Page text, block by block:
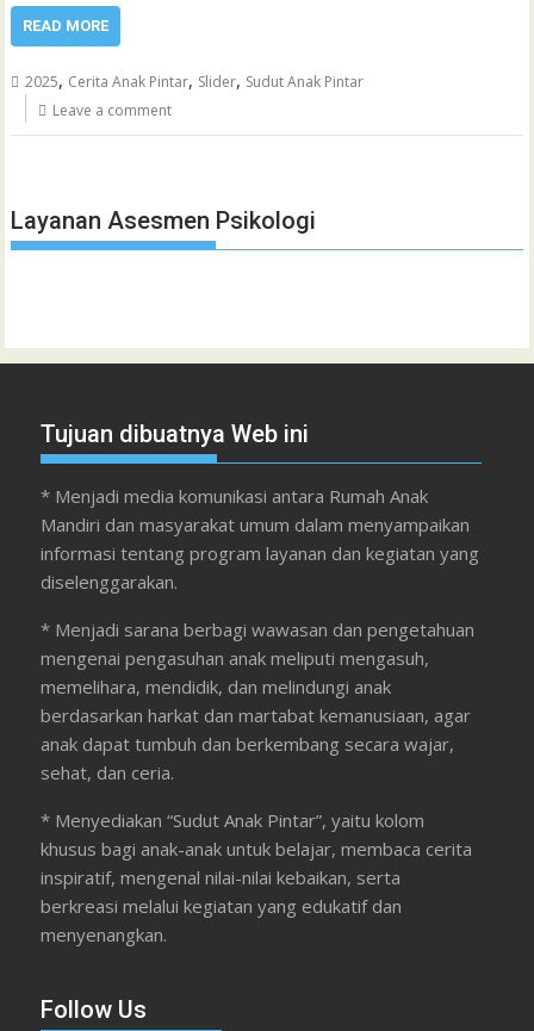
READ MORE
2025, Cerita Anak Pintar, Slider, Sudut Anak Pintar
Leave a comment
Layanan Asesmen Psikologi
Tujuan dibuatnya Web ini
* Menjadi media komunikasi antara Rumah Anak
Mandiri dan masyarakat umum dalam menyampaikan
informasi tentang program layanan dan kegiatan yang
diselenggarakan.
* Menjadi sarana berbagi wawasan dan pengetahuan
mengenai pengasuhan anak meliputi mengasuh,
memelihara, mendidik, dan melindungi anak
berdasarkan harkat dan martabat kemanusiaan, agar
anak dapat tumbuh dan berkembang secara wajar,
sehat, dan ceria.
* Menyediakan “Sudut Anak Pintar”, yaitu kolom
khusus bagi anak-anak untuk belajar, membaca cerita
inspiratif, mengenal nilai-nilai kebaikan, serta
berkreasi melalui kegiatan yang edukatif dan
menyenangkan.
Follow Us